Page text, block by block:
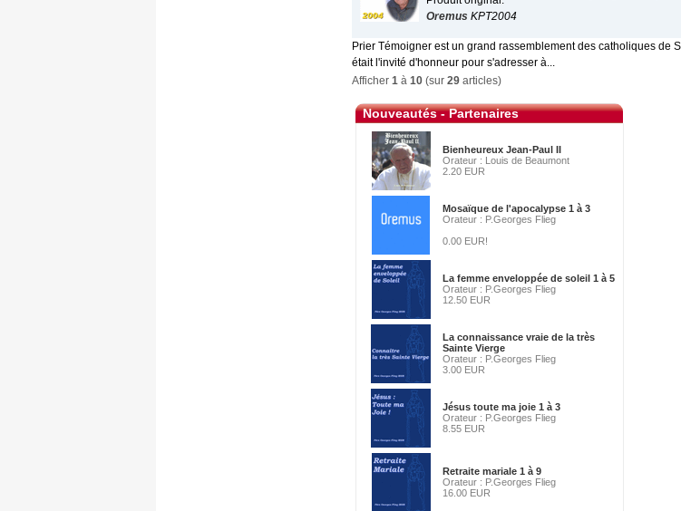
Oremus KPT2004
Prier Témoigner est un grand rassemblement des catholiques de
était l'invité d'honneur pour s'adresser à...
Afficher 1 à 10 (sur 29 articles)
Nouveautés - Partenaires
Bienheureux Jean-Paul II
Orateur : Louis de Beaumont
2.20 EUR
Mosaïque de l'apocalypse 1 à 3
Orateur : P.Georges Flieg
0.00 EUR!
La femme enveloppée de soleil 1 à 5
Orateur : P.Georges Flieg
12.50 EUR
La connaissance vraie de la très
Sainte Vierge
Orateur : P.Georges Flieg
3.00 EUR
Jésus toute ma joie 1 à 3
Orateur : P.Georges Flieg
8.55 EUR
Retraite mariale 1 à 9
Orateur : P.Georges Flieg
16.00 EUR